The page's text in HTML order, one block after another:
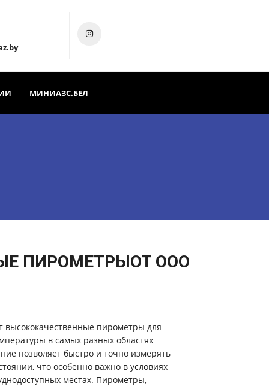
МИНИАЗС.БЕЛ
ПИРОМЕТРЫОТ ООО
высококачественные пирометры для
в самых разных областях
позволяет быстро и точно измерять
что особенно важно в условиях
местах. Пирометры,